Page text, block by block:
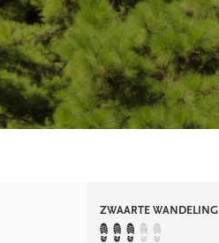
ZWAARTE WANDELING